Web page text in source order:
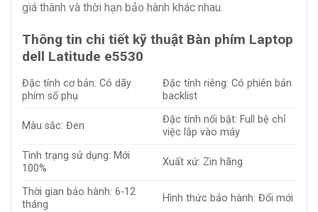
giá thành và thời hạn bảo hành khác nhau.
Thông tin chi tiết kỹ thuật Bàn phím Laptop
dell Latitude e5530
Đặc tính cơ bản: Có dãy
phím số phụ
Đặc tính riêng: Có phiên bản
backlist
Màu sắc: Đen
Đặc tính nổi bật: Full bệ chỉ
việc lắp vào máy
Tình trạng sử dụng: Mới
100%
Xuất xứ: Zin hãng
Thời gian bảo hành: 6-12
tháng
Hình thức bảo hành: Đổi mới